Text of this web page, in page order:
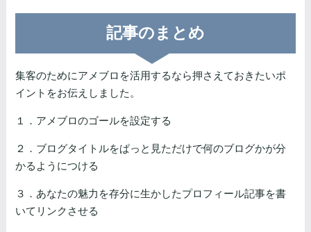
記事のまとめ
集客のためにアメブロを活用するなら押さえておきたいポ
イントをお伝えしました。
１．アメブロのゴールを設定する
２．ブログタイトルをぱっと見ただけで何のブログかが分
かるようにつける
３．あなたの魅力を存分に生かしたプロフィール記事を書
いてリンクさせる